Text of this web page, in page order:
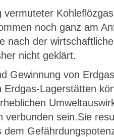
vermuteter
noch ganz am
nach der
nicht geklärt.
Gewinnung von
Erdgas-Lagerstätten
verbunden sein.Sie
dem